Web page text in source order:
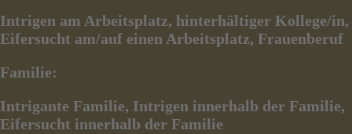
Intrigen am Arbeitsplatz, hinterhältiger Kollege/in,
Eifersucht am/auf einen Arbeitsplatz, Frauenberuf
Familie:
Intrigante Familie, Intrigen innerhalb der Familie,
Eifersucht innerhalb der Familie